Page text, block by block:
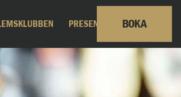
PRESENTKORT BOKA